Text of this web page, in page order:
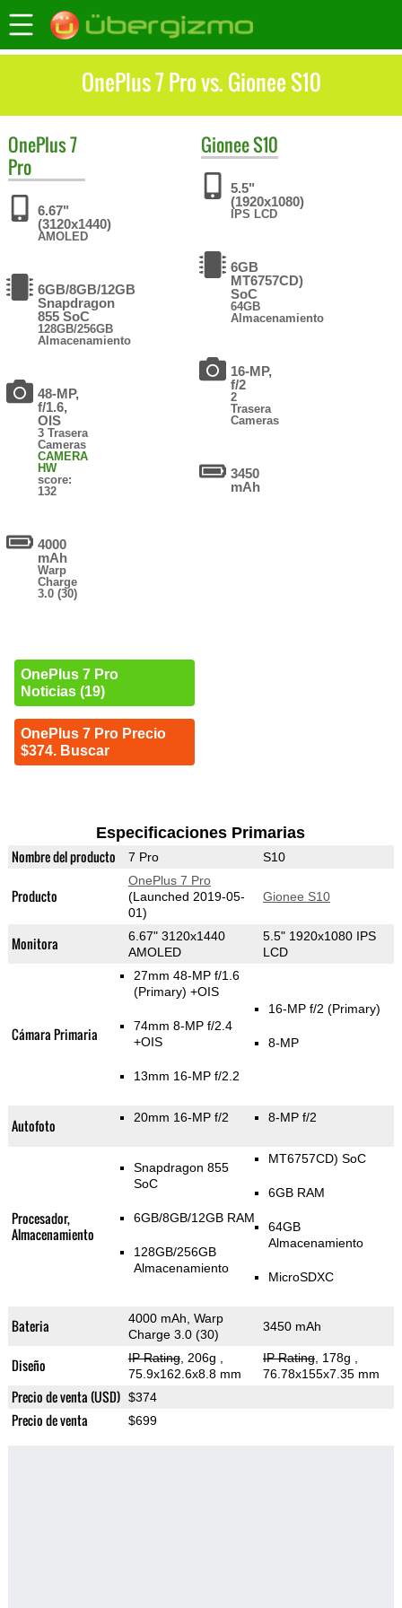
OnePlus 7 Pro vs. Gionee S10
OnePlus7
Pro
6.67"
(3120x1440)
AMOLED
6GB/8GB/12GB
Snapdragon
855 SoC
128GB/256GB
Almacenamiento
48-MP,
f/1.6,
OIS
3 Trasera
Cameras
CAMERA
HW
score:
132
4000
mAh
Warp
Charge
3.0 (30)
OnePlus 7 Pro
Noticias (19)
OnePlus 7 Pro Precio
$374. Buscar
GioneeS10
5.5"
(1920x1080)
IPS LCD
6GB
MT6757CD)
SoC
64GB
Almacenamiento
16-MP,
f/2
2
Trasera
Cameras
3450
mAh
Especificaciones Primarias
Nombre del producto 7 Pro S10
Producto
OnePlus 7 Pro
(Launched 2019-05-
01)
Gionee S10
Monitora
6.67" 3120x1440
AMOLED
5.5" 1920x1080 IPS
LCD
Cámara Primaria
27mm 48-MP f/1.6
(Primary) +OIS
74mm 8-MP f/2.4
+OIS
13mm 16-MP f/2.2
16-MP f/2 (Primary)
8-MP
Autofoto 20mm 16-MP f/2 8-MP f/2
Procesador,
Almacenamiento
Snapdragon 855
SoC
6GB/8GB/12GB RAM
128GB/256GB
Almacenamiento
MT6757CD) SoC
6GB RAM
64GB
Almacenamiento
MicroSDXC
Bateria
4000 mAh, Warp
Charge 3.0 (30)
3450 mAh
Diseño IP Rating, 206g
75.9x162.6x8.8 mm
IP Rating, 178g
76.78x155x7.35 mm
Precio de venta (USD) $374
Precio de venta $699